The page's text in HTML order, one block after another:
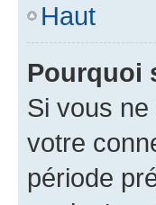
Haut
Pourquoi
Si vous
votre
période